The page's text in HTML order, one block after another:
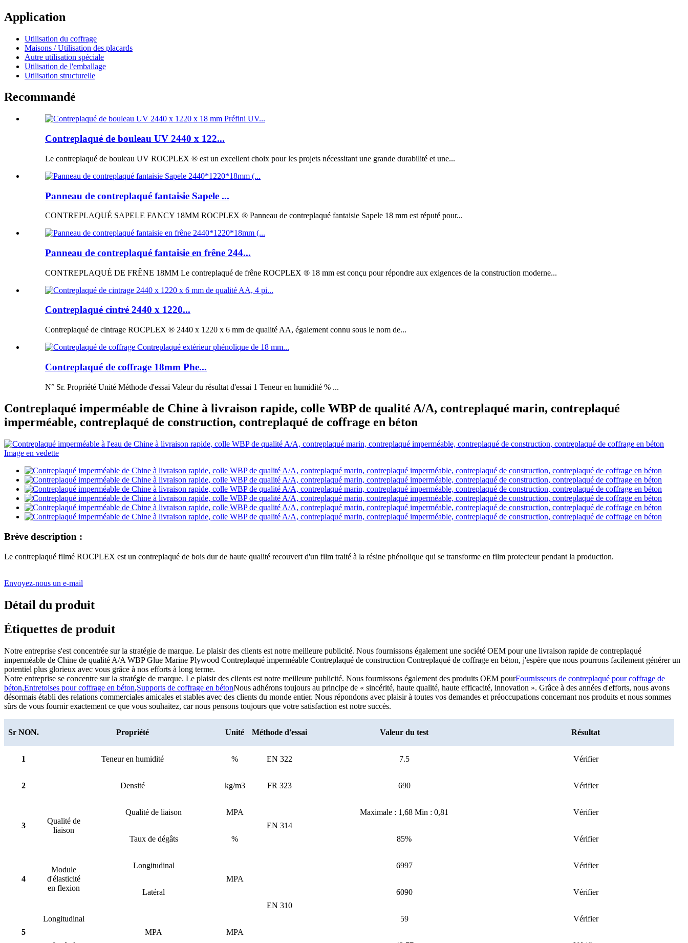
Application
Utilisation du coffrage
Maisons / Utilisation des placards
Autre utilisation spéciale
Utilisation de l'emballage
Utilisation structurelle
Recommandé
Contreplaqué de bouleau UV 2440 x 122...
Le contreplaqué de bouleau UV ROCPLEX ® est un excellent choix pour les projets nécessitant une grande durabilité et une...
Panneau de contreplaqué fantaisie Sapele ...
CONTREPLAQUÉ SAPELE FANCY 18MM ROCPLEX ® Panneau de contreplaqué fantaisie Sapele 18 mm est réputé pour...
Panneau de contreplaqué fantaisie en frêne 244...
CONTREPLAQUÉ DE FRÊNE 18MM Le contreplaqué de frêne ROCPLEX ® 18 mm est conçu pour répondre aux exigences de la construction moderne...
Contreplaqué cintré 2440 x 1220...
Contreplaqué de cintrage ROCPLEX ® 2440 x 1220 x 6 mm de qualité AA, également connu sous le nom de...
Contreplaqué de coffrage 18mm Phe...
N° Sr. Propriété Unité Méthode d'essai Valeur du résultat d'essai 1 Teneur en humidité % ...
Contreplaqué imperméable de Chine à livraison rapide, colle WBP de qualité A/A, contreplaqué marin, contreplaqué
imperméable, contreplaqué de construction, contreplaqué de coffrage en béton
Brève description :
Le contreplaqué filmé ROCPLEX est un contreplaqué de bois dur de haute qualité recouvert d'un film traité à la résine phénolique qui se transforme en film protecteur pendant la production.
Envoyez-nous un e-mail
Détail du produit
Étiquettes de produit
Notre entreprise s'est concentrée sur la stratégie de marque. Le plaisir des clients est notre meilleure publicité. Nous fournissons également une société OEM pour une livraison rapide de contreplaqué
imperméable de Chine de qualité A/A WBP Glue Marine Plywood Contreplaqué imperméable Contreplaqué de construction Contreplaqué de coffrage en béton, j'espère que nous pourrons facilement générer un
potentiel plus glorieux avec vous grâce à nos efforts à long terme.
Notre entreprise se concentre sur la stratégie de marque. Le plaisir des clients est notre meilleure publicité. Nous fournissons également des produits OEM pourFournisseurs de contreplaqué pour coffrage de
béton,Entretoises pour coffrage en béton,Supports de coffrage en bétonNous adhérons toujours au principe de « sincérité, haute qualité, haute efficacité, innovation ». Grâce à des années d'efforts, nous avons
désormais établi des relations commerciales amicales et stables avec des clients du monde entier. Nous répondons avec plaisir à toutes vos demandes et préoccupations concernant nos produits et nous sommes
sûrs de vous fournir exactement ce que vous souhaitez, car nous pensons toujours que votre satisfaction est notre succès.
Sr NON. Propriété Unité Méthode d'essai Valeur du test Résultat
1 Teneur en humidité % EN 322 7.5 Vérifier
2 Densité kg/m3 FR 323 690 Vérifier
3
Qualité de
liaison
Qualité de liaison
MPA
EN 314
Maximale : 1,68 Min : 0,81 Vérifier
Taux de dégâts % 85% Vérifier
4
Module
d'élasticité
en flexion
Longitudinal
MPA
EN 310
6997 Vérifier
Latéral 6090 Vérifier
5
Longitudinal
MPA
MPA
59 Vérifier